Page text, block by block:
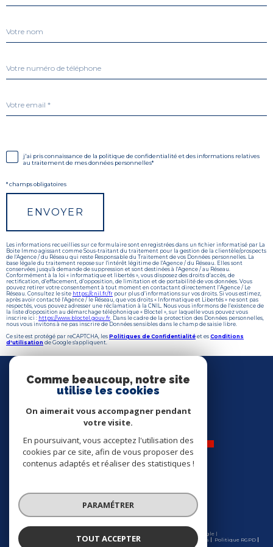
email
j'ai pris connaissance de la politique de confidentialité et des informations relatives
au traitement de mes données personnelles*
* champs obligatoires
ENVOYER
Les informations recueillies sur ce formulaire sont enregistrées dans un fichier informatisé par La
Boite Immo agissant comme Sous-traitant du traitement pour la gestion de la clientèle/prospects
de l'Agence / du Réseau qui reste Responsable du Traitement de vos Données personnelles. La
base légale du traitement repose sur l'intérêt légitime de l'Agence / du Réseau. Elles sont
conservées jusqu'à demande de suppression et sont destinées à l'Agence / au Réseau.
Conformément à la loi « informatique et libertés », vous disposez des droits d’accès, de
rectification, d’effacement, d’opposition, de limitation et de portabilité de vos données. Vous
pouvez retirer votre consentement à tout moment en contactant directement l’Agence / Le
Réseau. Consultez le site https://cnil.fr/fr pour plus d’informations sur vos droits. Si vous estimez,
après avoir contacté l'Agence / le Réseau, que vos droits « Informatique et Libertés » ne sont pas
respectés, vous pouvez adresser une réclamation à la CNIL. Nous vous informons de l’existence de
la liste d'opposition au démarchage téléphonique « Bloctel », sur laquelle vous pouvez vous
inscrire ici : https://www.bloctel.gouv.fr . Dans le cadre de la protection des Données personnelles,
nous vous invitons à ne pas inscrire de Données sensibles dans le champ de saisie libre.
Ce site est protégé par reCAPTCHA, les Politiques de Confidentialité et es Conditions
d'utilisation de Google s'appliquent.
SUIVRE
Nos
© 2026 | Tous droits réservés | Traduction powered by Google |
Nos honoraires
Plan du site Mentions légales Partenaires
Politique RGPD
Comme beaucoup, notre site
utilise les cookies
On aimerait vous accompagner pendant
votre visite.
En poursuivant, vous acceptez l'utilisation des
cookies par ce site, afin de vous proposer des
contenus adaptés et réaliser des statistiques !
PARAMÉTRER
TOUT ACCEPTER